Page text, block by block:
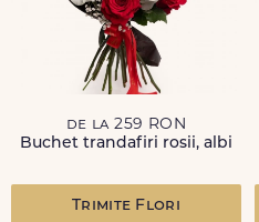
de la 259 RON
Buchet trandafiri rosii, albi
Trimite Flori